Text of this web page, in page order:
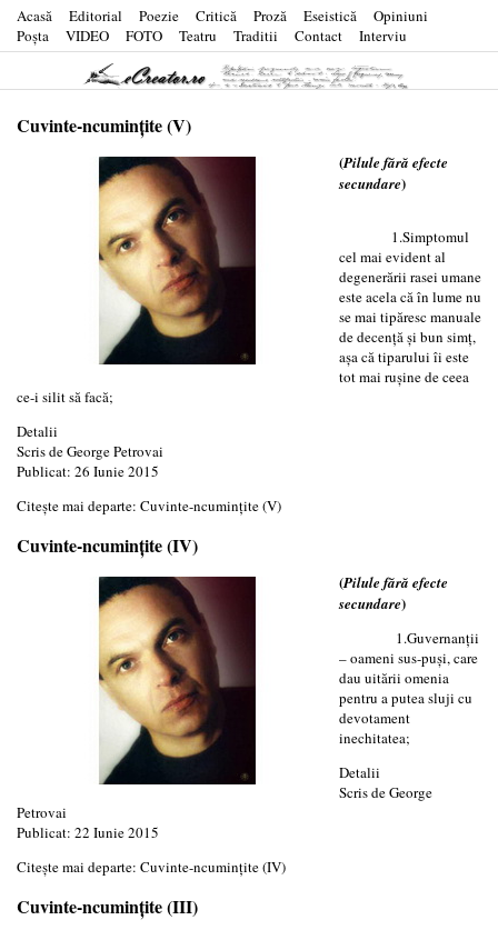
Acasă Editorial Poezie Critică Proză Eseistică
Opiniuni
Poşta
VIDEO FOTO Teatru Traditii Contact Interviu
Cuvinte-ncuminţite (V)
(Pilule fără efecte
secundare)
1.Simptomul
cel mai evident al
degenerării rasei umane
este acela că în lume nu
se mai tipăresc manuale
de decenţă şi bun simţ,
aşa că tiparului îi este
tot mai ruşine de ceea
ce-i silit să facă;
Detalii
Scris deGeorge Petrovai
Publicat: 26 Iunie 2015
Citește mai departe: Cuvinte-ncuminţite (V)
Cuvinte-ncuminţite (IV)
(Pilule fără efecte
secundare)
1.Guvernanţii
– oameni sus-puşi, care
dau uitării omenia
pentru a putea sluji cu
devotament
inechitatea;
Detalii
Scris deGeorge
Petrovai
Publicat: 22 Iunie 2015
Citește mai departe: Cuvinte-ncuminţite (IV)
Cuvinte-ncuminţite (III)